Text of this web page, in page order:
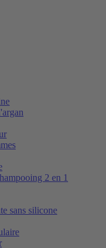
2 en 1
sans silicone